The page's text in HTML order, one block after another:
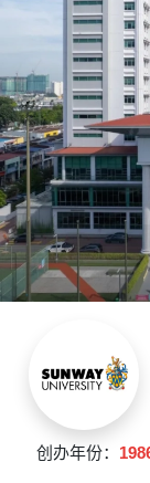
创办年份：